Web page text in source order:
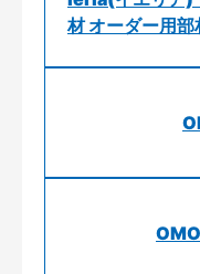
材 オーダー用部